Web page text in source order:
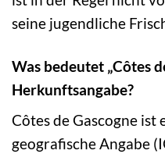
seine jugendliche
Was bedeutet „Côtes
Herkunftsangabe?
Côtes de Gascogne ist
geografische Angabe